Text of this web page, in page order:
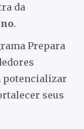
da
.
Prepara
potencializar
seus